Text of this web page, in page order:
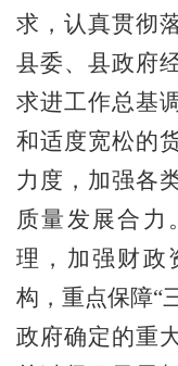
求，认真贯彻
县委、县政府
求进工作总基
和适度宽松的
力度 ，加强各
质量发展合力
理，加强财政
构，重点保障“
政府确定的重